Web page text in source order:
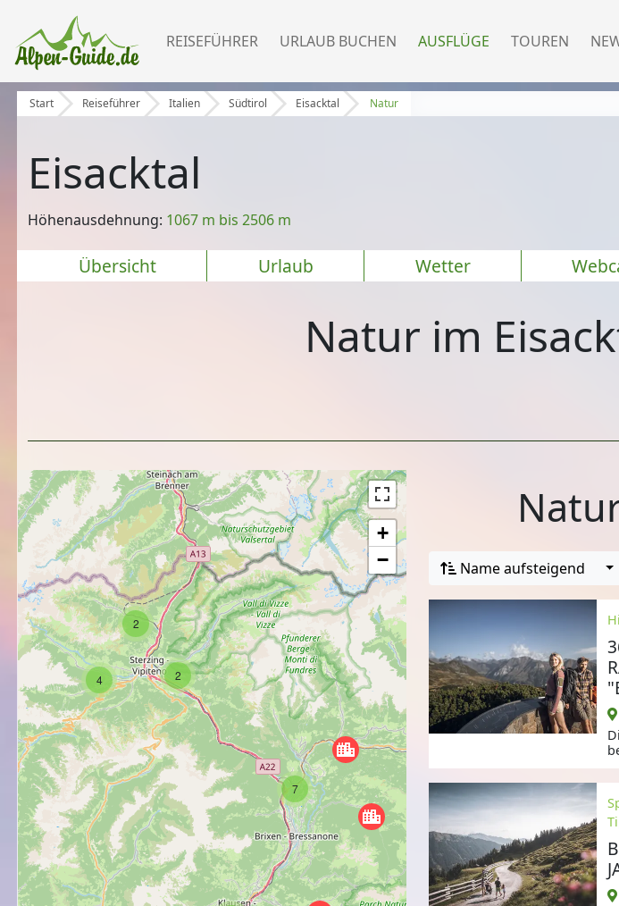
REISEFÜHRER URLAUB BUCHEN AUSFLÜGE TOUREN
Start Reiseführer Italien Südtirol Eisacktal Natur
Eisacktal
Höhenausdehnung: 1067 m bis 2506 m
Übersicht Urlaub Wetter
Natur im
7
2
2
4
+
−
Name aufsteigend